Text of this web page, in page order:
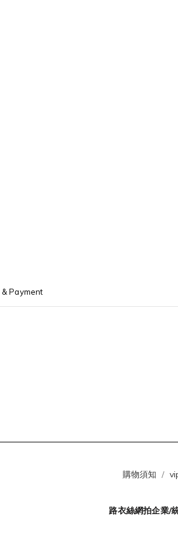
Payment
購物須知 /
路衣絲網拍企業/